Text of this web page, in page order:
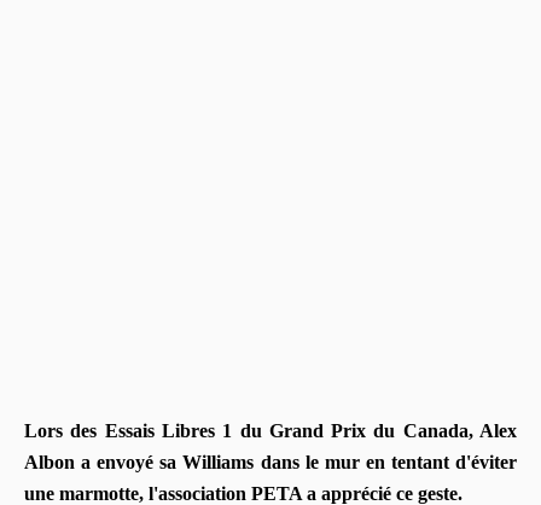
Lors des Essais Libres 1 du Grand Prix du Canada, Alex
Albon a envoyé sa Williams dans le mur en tentant d'éviter
une marmotte, l'association PETA a apprécié ce geste.